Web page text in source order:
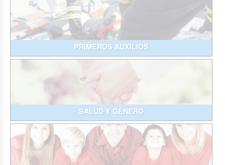
PRIMEROS AUXILIOS
SALUD Y GÉNERO